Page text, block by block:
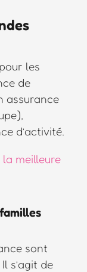
les
de
assurance
d’activité.
meilleure
sont
s’agit de